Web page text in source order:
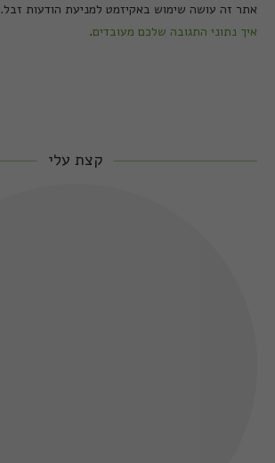
אתר זה עושה שימוש באקיזמט למניעת הודעות זבל.
איך נתוני התגובה שלכם מעובדים.
קצת עלי